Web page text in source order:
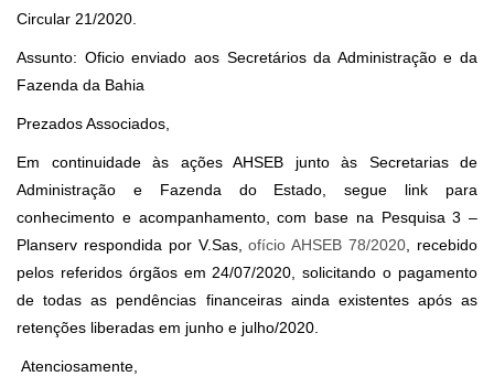
Circular 21/2020.
Assunto: Oficio enviado aos Secretários da Administração e da
Fazenda da Bahia
Prezados Associados,
Em continuidade às ações AHSEB junto às Secretarias de
Administração e Fazenda do Estado, segue link para
conhecimento e acompanhamento, com base na Pesquisa 3 –
Planserv respondida por V.Sas,ofício AHSEB 78/2020 , recebido
pelos referidos órgãos em 24/07/2020, solicitando o pagamento
de todas as pendências financeiras ainda existentes após as
retenções liberadas em junho e julho/2020.
Atenciosamente,